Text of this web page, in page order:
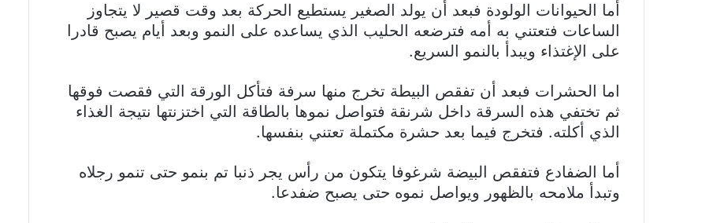
أما الحيوانات الولودة فبعد أن يولد الصغير يستطيع الحركة بعد وقت قصير لا يتجاوز
الساعات فتعتني به أمه فترضعه الحليب الذي يساعده على النمو وبعد أيام يصبح قادرا
على الإغتذاء ويبدأ بالنمو السريع.
اما الحشرات فبعد أن تفقص البيطة تخرج منها سرفة فتأكل الورقة التي فقصت فوقها
ثم تختفي هذه السرقة داخل شرنقة فتواصل نموها بالطاقة التي اختزنتها نتيجة الغذاء
الذي أكلته. فتخرج فيما بعد حشرة مكتملة تعتني بنفسها.
أما الضفادع فتفقص البيضة شرغوفا يتكون من رأس يجر ذنبا تم بنمو حتى تنمو رجلاه
وتبدأ ملامحه بالظهور ويواصل نموه حتى يصبح ضفدعا.